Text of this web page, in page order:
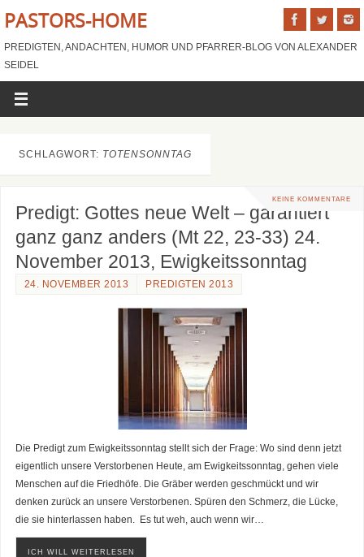
PASTORS-HOME
PREDIGTEN, ANDACHTEN, HUMOR UND PFARRER-BLOG VON ALEXANDER
SEIDEL
SCHLAGWORT: TOTENSONNTAG
KEINE KOMMENTARE
Predigt: Gottes neue Welt – garantiert
ganz ganz anders (Mt 22, 23-33) 24.
November 2013, Ewigkeitssonntag
24. NOVEMBER 2013 PREDIGTEN 2013
Die Predigt zum Ewigkeitssonntag stellt sich der Frage: Wo sind denn jetzt
eigentlich unsere Verstorbenen Heute, am Ewigkeitssonntag, gehen viele
Menschen auf die Friedhöfe. Die Gräber werden geschmückt und wir
denken zurück an unsere Verstorbenen. Spüren den Schmerz, die Lücke,
die sie hinterlassen haben. Es tut weh, auch wenn wir…
ICH WILL WEITERLESEN